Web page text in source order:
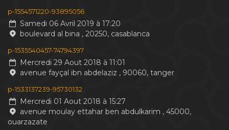
p-1554571220-93895056
Samedi 06 Avril 2019 à 17:20
boulevard al bina , 20250, casablanca
p-1535540457-74794397
Mercredi 29 Aout 2018 à 11:01
avenue fayçal ibn abdelaziz , 90060, tanger
p-1533137239-95730132
Mercredi 01 Aout 2018 à 15:27
avenue moulay ettahar ben abdulkarim , 45000,
ouarzazate